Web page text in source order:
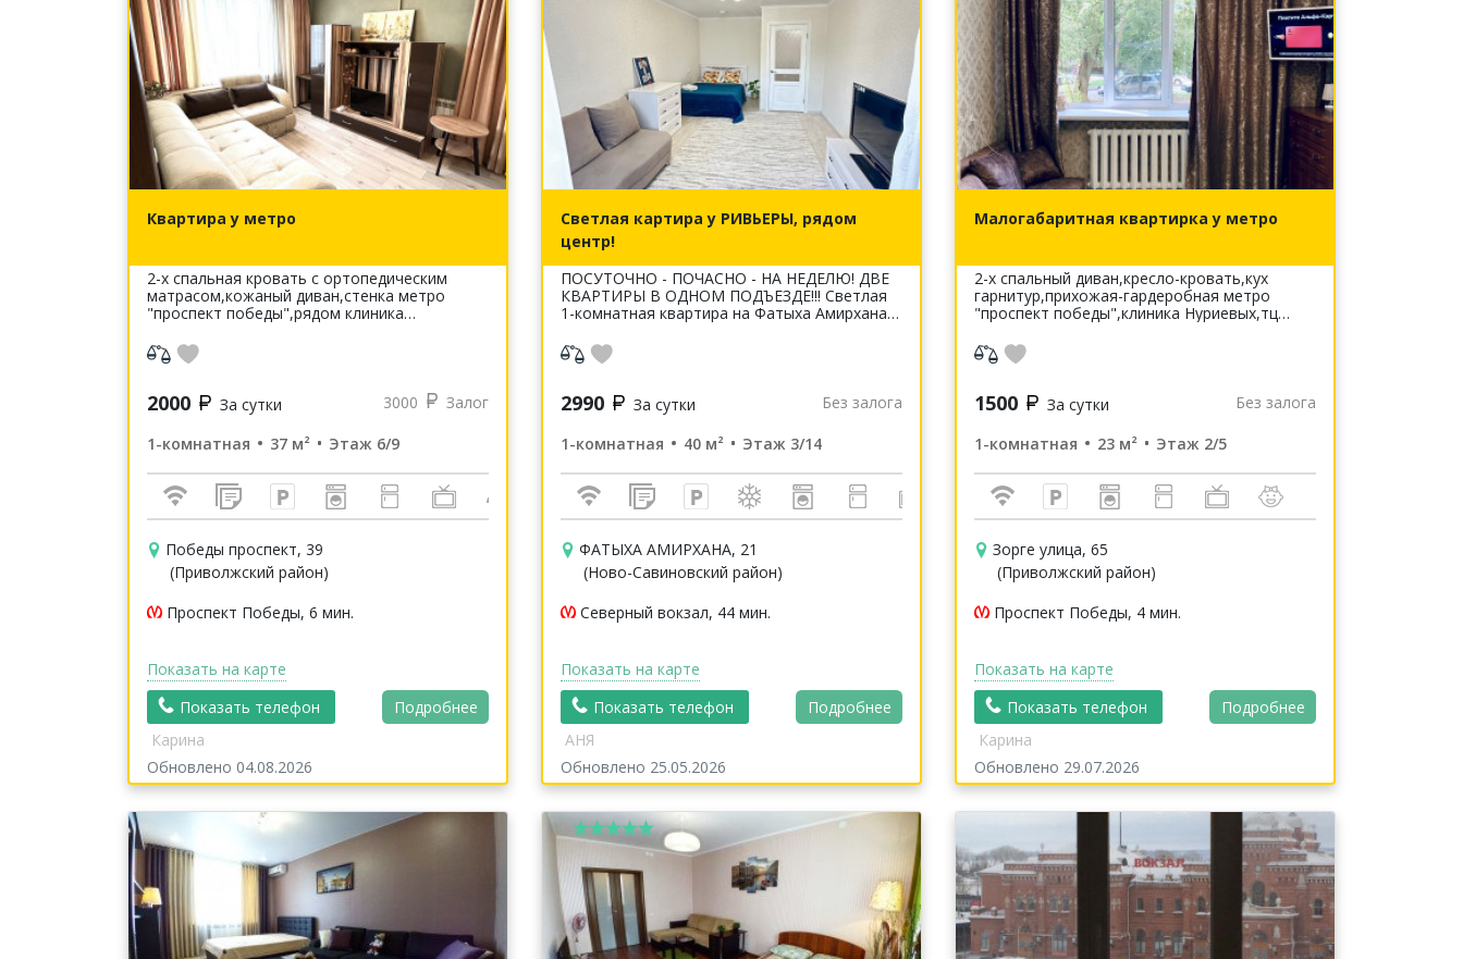
Квартира у метро
2-х спальная кровать с ортопедическим
матрасом,кожаный диван,стенка метро
"проспект победы",рядом клиника
универсиады,академия тенниса,юридическая
академия,тц Икея-М...
2000 За сутки 3000
Залог
1-комнатная
37 м² Этаж 6/9
Победы проспект, 39
(Приволжский район)
Проспект Победы, 6 мин.
Показать на карте
Показать телефон
Подробнее
Карина
Обновлено 04.08.2026
Светлая картира у РИВЬЕРЫ, рядом
центр!
ПОСУТОЧНО - ПОЧАСНО - НА НЕДЕЛЮ! ДВЕ
КВАРТИРЫ В ОДНОМ ПОДЪЕЗДЕ!!! Светлая
1-комнатная квартира на Фатыха Амирхана
4 спальных места (2+2),удобная 2...
2990 За сутки
Без залога
1-комнатная
40 м² Этаж 3/14
ФАТЫХА АМИРХАНА, 21
(Ново-Савиновский район)
Северный вокзал, 44 мин.
Показать на карте
Показать телефон
Подробнее
АНЯ
Обновлено 25.05.2026
Малогабаритная квартирка у метро
2-х спальный диван,кресло-кровать,кух
гарнитур,прихожая-гардеробная метро
"проспект победы",клиника Нуриевых,тц
универсиады,юридическая
академия,академия тенниса
1500 За сутки
Без залога
1-комнатная
23 м² Этаж 2/5
Зорге улица, 65
(Приволжский район)
Проспект Победы, 4 мин.
Показать на карте
Показать телефон
Подробнее
Карина
Обновлено 29.07.2026